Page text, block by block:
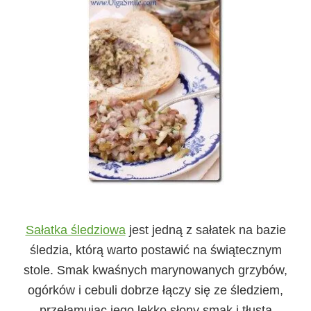
Sałatka śledziowa jest jedną z sałatek na bazie
śledzia, którą warto postawić na świątecznym
stole. Smak kwaśnych marynowanych grzybów,
ogórków i cebuli dobrze łączy się ze śledziem,